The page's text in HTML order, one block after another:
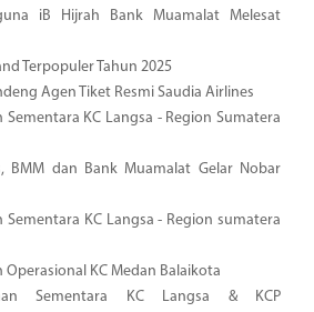
iB Hijrah Bank Muamalat Melesat
Terpopuler Tahun 2025
Agen Tiket Resmi Saudia Airlines
Sementara KC Langsa - Region Sumatera
BMM dan Bank Muamalat Gelar Nobar
Sementara KC Langsa - Region sumatera
Operasional KC Medan Balaikota
Sementara KC Langsa & KCP